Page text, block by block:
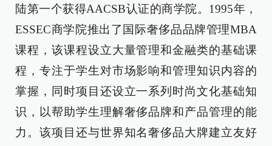
陆第一个获得AACSB认证的商学院。1995年，
ESSEC商学院推出了国际奢侈品品牌管理MBA
课程，该课程设立大量管理和金融类的基础课
程，专注于学生对市场影响和管理知识内容的
掌握，同时项目还设立一系列时尚文化基础知
识，以帮助学生理解奢侈品牌和产品管理的能
力。该项目还与世界知名奢侈品大牌建立友好